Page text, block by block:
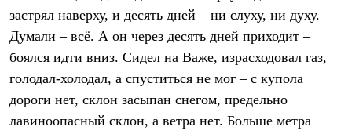
застрял наверху, и десять дней – ни слуху, ни духу.
Думали – всё. А он через десять дней приходит –
боялся идти вниз. Сидел на Важе, израсходовал газ,
голодал-холодал, а спуститься не мог – с купола
дороги нет, склон засыпан снегом, предельно
лавиноопасный склон, а ветра нет. Больше метра